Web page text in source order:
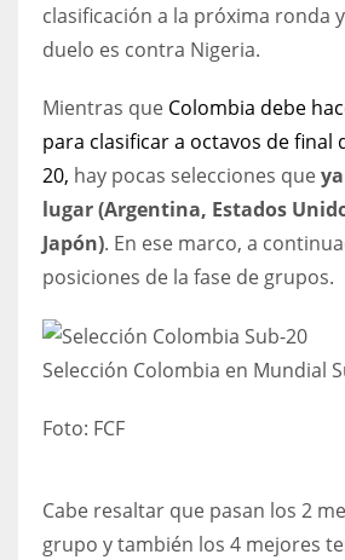
24
20
16
19
MIA
17
clasificación a la próxima ronda
duelo es contra Nigeria.
Mientras que Colombia debe
para clasificar a octavos de final
20, hay pocas selecciones que
lugar (Argentina, Estados
Japón). En ese marco, a
posiciones de la fase de grupos.
Selección Colombia en Mundial
Foto: FCF
Cabe resaltar que pasan los 2
grupo y también los 4 mejores